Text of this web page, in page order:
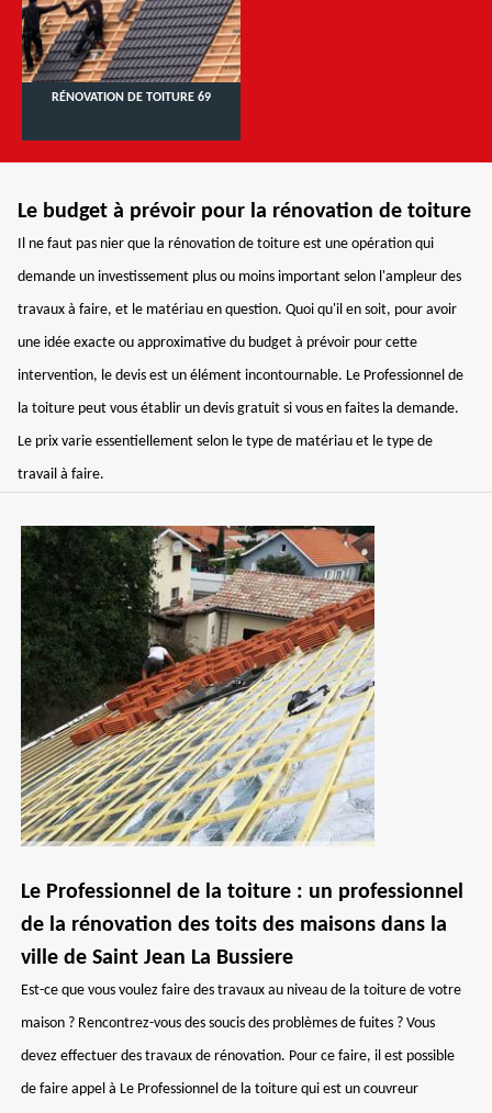
RÉNOVATION DE TOITURE 69
Le budget à prévoir pour la rénovation de toiture
Il ne faut pas nier que la rénovation de toiture est une opération qui
demande un investissement plus ou moins important selon l'ampleur des
travaux à faire, et le matériau en question. Quoi qu'il en soit, pour avoir
une idée exacte ou approximative du budget à prévoir pour cette
intervention, le devis est un élément incontournable. Le Professionnel de
la toiture peut vous établir un devis gratuit si vous en faites la demande.
Le prix varie essentiellement selon le type de matériau et le type de
travail à faire.
Le Professionnel de la toiture : un professionnel
de la rénovation des toits des maisons dans la
ville de Saint Jean La Bussiere
Est-ce que vous voulez faire des travaux au niveau de la toiture de votre
maison ? Rencontrez-vous des soucis des problèmes de fuites ? Vous
devez effectuer des travaux de rénovation. Pour ce faire, il est possible
de faire appel à Le Professionnel de la toiture qui est un couvreur